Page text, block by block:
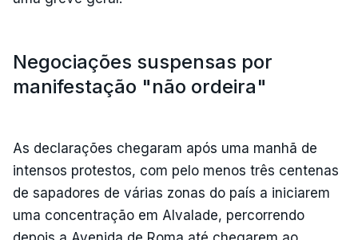
Negociações suspensas por
manifestação "não ordeira"
As declarações chegaram após uma manhã de
intensos protestos, com pelo menos três centenas
de sapadores de várias zonas do país a iniciarem
uma concentração em Alvalade, percorrendo